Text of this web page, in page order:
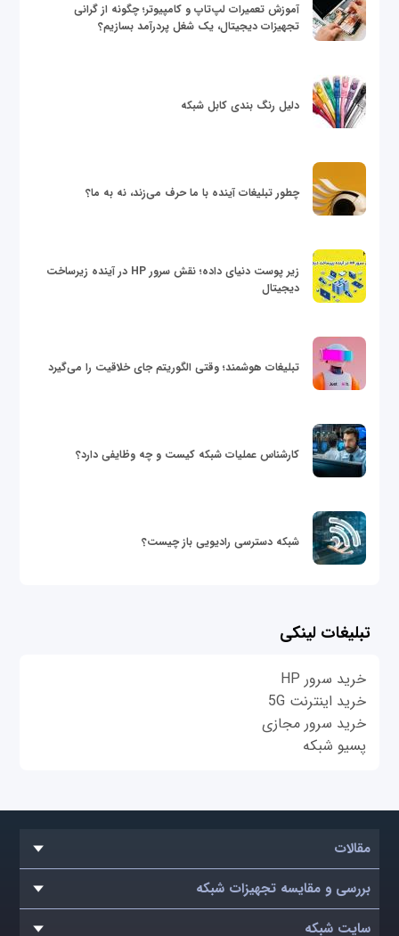
آموزش تعمیرات لپ‌تاپ و کامپیوتر؛ چگونه از گرانی
تجهیزات دیجیتال، یک شغل پردرآمد بسازیم؟
دلیل رنگ بندی کابل شبکه
چطور تبلیغات آینده با ما حرف می‌زند، نه به ما؟
زیر پوست دنیای داده؛ نقش سرور HP در آینده زیرساخت
دیجیتال
تبلیغات هوشمند؛ وقتی الگوریتم جای خلاقیت را می‌گیرد
کارشناس عملیات شبکه کیست و چه وظایفی دارد؟
شبکه دسترسی رادیویی باز چیست؟
تبلیغات لینکی
خرید سرور HP
خرید اینترنت 5G
خرید سرور مجازی
پسیو شبکه
مقالات
بررسی و مقایسه تجهیزات شبکه
سایت شبکه